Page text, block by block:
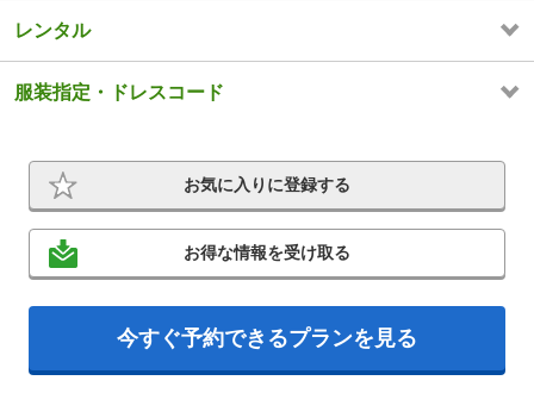
レンタル
服装指定・ドレスコード
お気に入りに登録する
お得な情報を受け取る
今すぐ予約できるプランを見る